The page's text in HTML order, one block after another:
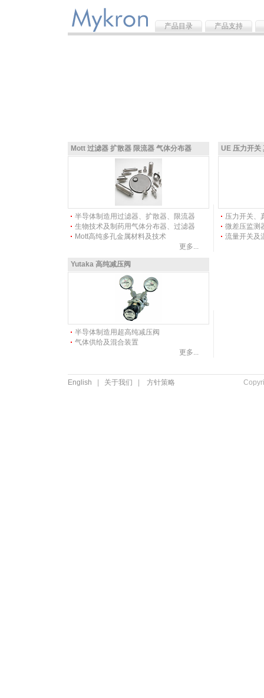
产品目录 产品支持
Mott 过滤器 扩散器 限流器 气体分布器
半导体制造用过滤器、扩散器、限流器
生物技术及制药用气体分布器、过滤器
Mott高纯多孔金属材料及技术
更多...
UE 压力开关
压力开关、
微差压监测
流量开关及
Yutaka 高纯减压阀
半导体制造用超高纯减压阀
气体供给及混合装置
更多...
English 关于我们 方针策略